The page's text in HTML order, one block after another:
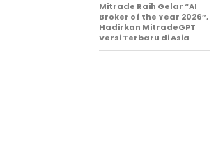
Mitrade Raih Gelar “AI
Broker of the Year 2026”,
Hadirkan MitradeGPT
Versi Terbaru di Asia